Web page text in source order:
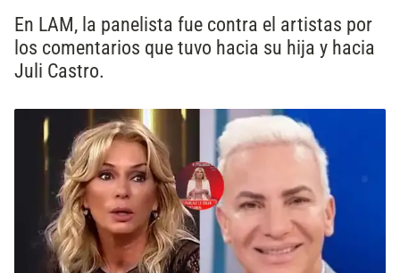
En LAM, la panelista fue contra el artistas por
los comentarios que tuvo hacia su hija y hacia
Juli Castro.